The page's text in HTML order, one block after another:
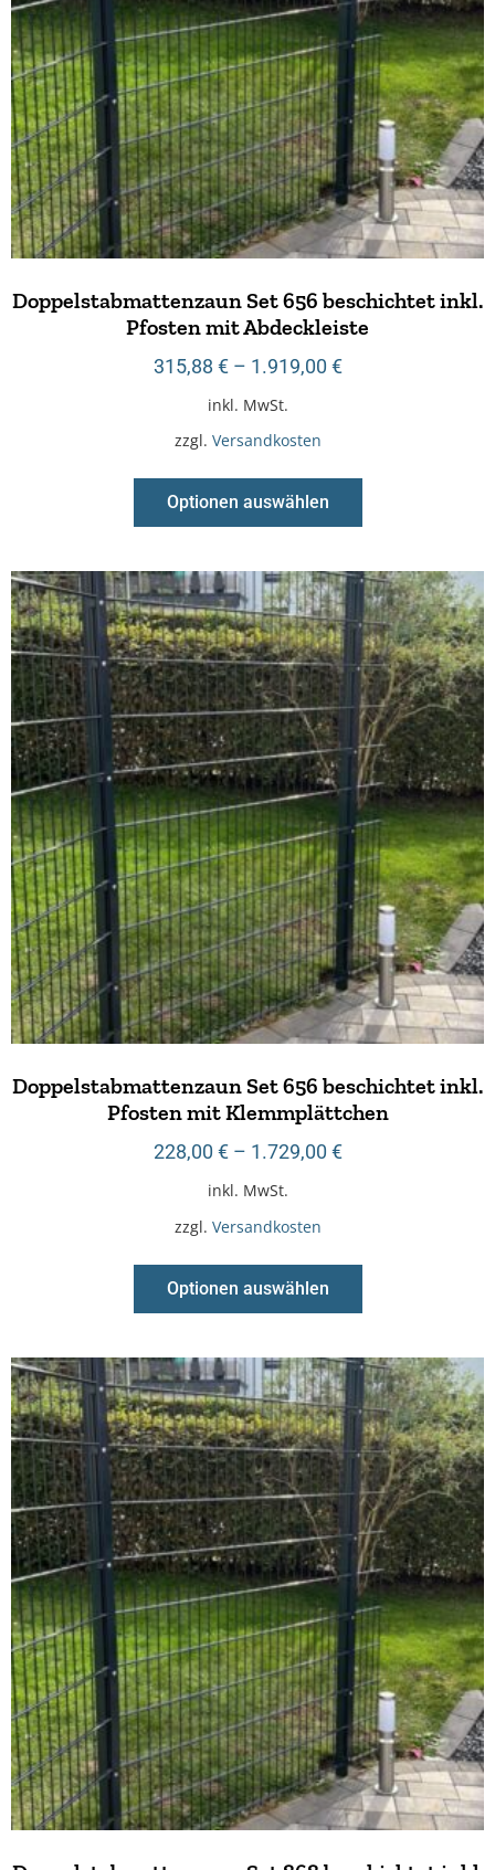
Doppelstabmattenzaun Set 656 beschichtet inkl.
Pfosten mit Abdeckleiste
315,88 €– 1.919,00 €
inkl. MwSt.
zzgl. Versandkosten
Optionen auswählen
Doppelstabmattenzaun Set 656 beschichtet inkl.
Pfosten mit Klemmplättchen
228,00 €– 1.729,00 €
inkl. MwSt.
zzgl. Versandkosten
Optionen auswählen